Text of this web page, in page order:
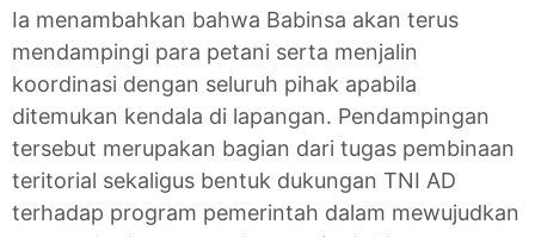
Ia menambahkan bahwa Babinsa akan terus
mendampingi para petani serta menjalin
koordinasi dengan seluruh pihak apabila
ditemukan kendala di lapangan. Pendampingan
tersebut merupakan bagian dari tugas pembinaan
teritorial sekaligus bentuk dukungan TNI AD
terhadap program pemerintah dalam mewujudkan